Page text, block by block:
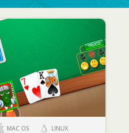
MAC OS LINUX